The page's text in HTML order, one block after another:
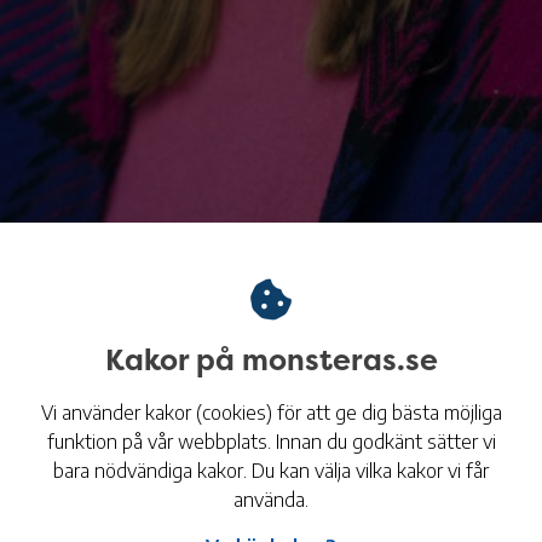
Tid
16:30 - 18:00
Kakor på monsteras.se
Vi använder kakor (cookies) för att ge dig bästa möjliga
funktion på vår webbplats. Innan du godkänt sätter vi
bara nödvändiga kakor. Du kan välja vilka kakor vi får
använda.